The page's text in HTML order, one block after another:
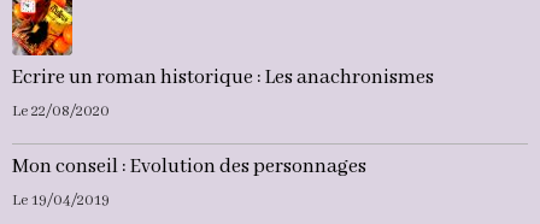
Ecrire un roman historique : Les anachronismes
Le 22/08/2020
Mon conseil : Evolution des personnages
Le 19/04/2019